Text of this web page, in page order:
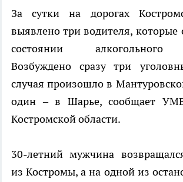
За сутки на дорогах
выявлено три водителя, которые
состоянии алкогольного
Возбуждено сразу три
случая произошло в
один – в Шарье, сообщает
Костромской области.
30-летний мужчина
из Костромы, а на одной из